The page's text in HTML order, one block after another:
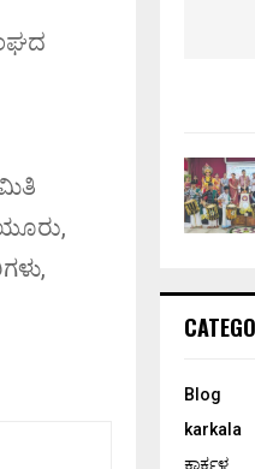
Blog
karkala
ಕಾರ್ಕಳ